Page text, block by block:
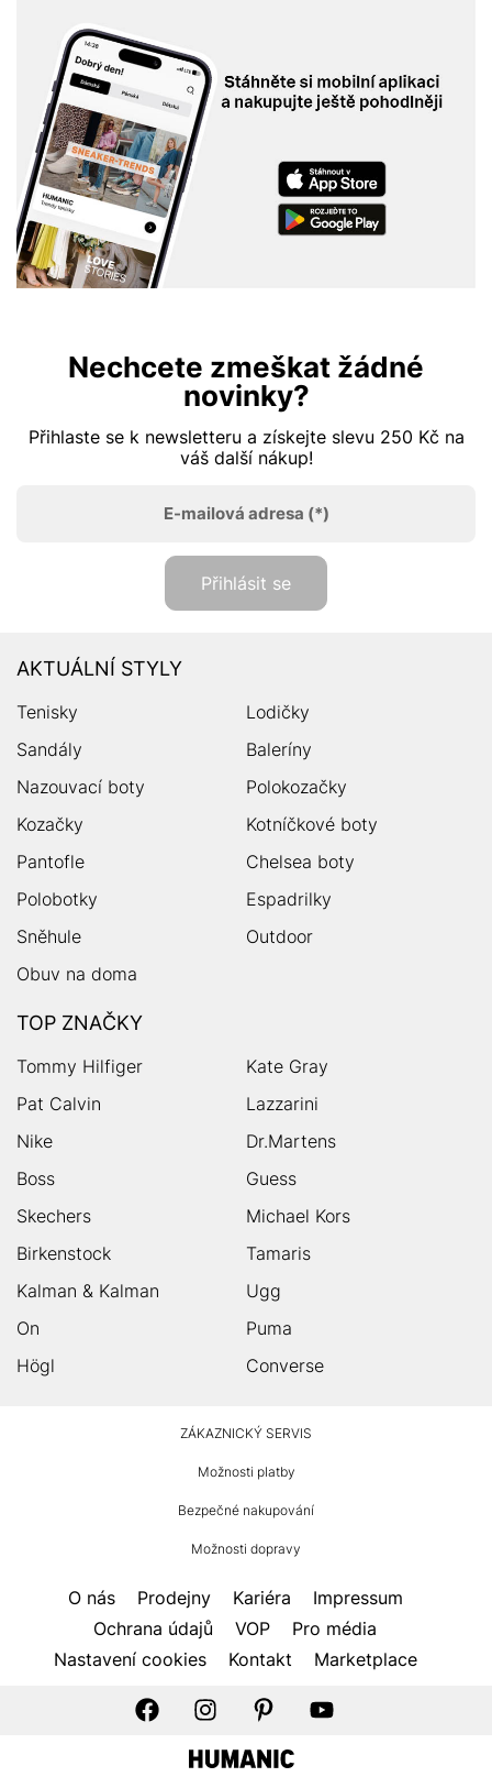
Nechcete zmeškat žádné
novinky?
Přihlaste se k newsletteru a získejte slevu 250 Kč na
váš další nákup!
E-mailová adresa (*)
Přihlásit se
AKTUÁLNÍ STYLY
Tenisky
Lodičky
Sandály
Baleríny
Nazouvací boty
Polokozačky
Kozačky
Kotníčkové boty
Pantofle
Chelsea boty
Polobotky
Espadrilky
Sněhule
Outdoor
Obuv na doma
TOP ZNAČKY
Tommy Hilfiger
Kate Gray
Pat Calvin
Lazzarini
Nike
Dr.Martens
Boss
Guess
Skechers
Michael Kors
Birkenstock
Tamaris
Kalman & Kalman
Ugg
On
Puma
Högl
Converse
ZÁKAZNICKÝ SERVIS
Možnosti platby
Bezpečné nakupování
Možnosti dopravy
O nás Prodejny Kariéra
Impressum
Ochrana údajů
VOP
Pro média
Nastavení cookies
Kontakt Marketplace